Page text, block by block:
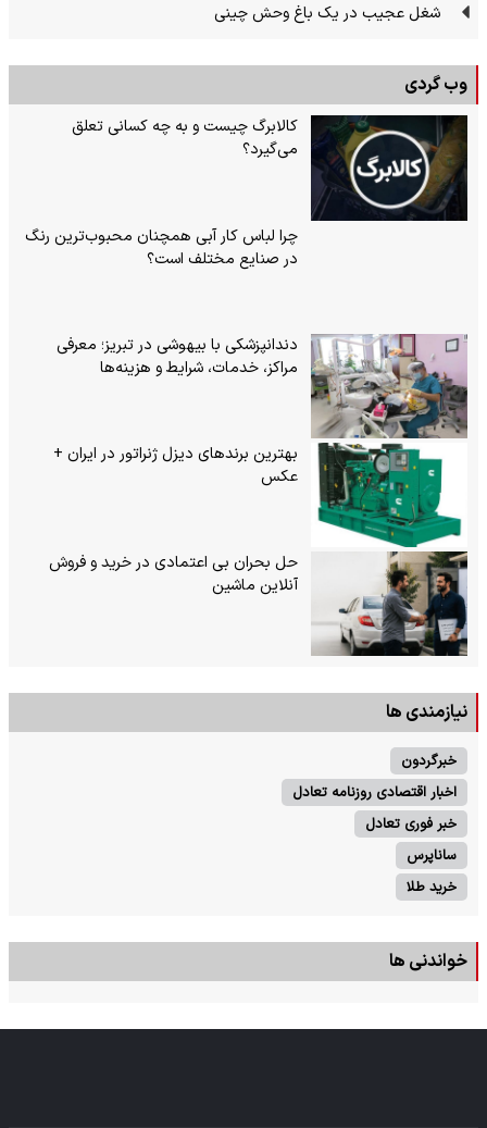
شغل عجیب در یک باغ وحش چینی
وب گردی
کالابرگ چیست و به چه کسانی تعلق
می‌گیرد؟
چرا لباس کار آبی همچنان محبوب‌ترین رنگ
در صنایع مختلف است؟
دندانپزشکی با بیهوشی در تبریز؛ معرفی
مراکز، خدمات، شرایط و هزینه‌ها
بهترین برندهای دیزل ژنراتور در ایران +
عکس
حل بحران بی‌ اعتمادی در خرید و فروش
آنلاین ماشین
نیازمندی ها
خبرگردون
اخبار اقتصادی روزنامه تعادل
خبر فوری تعادل
ساناپرس
خرید طلا
خواندنی ها